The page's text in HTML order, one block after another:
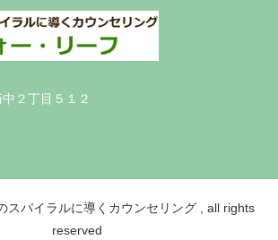
２丁目５１２
スパイラルに導くカウンセリング , all rights
reserved